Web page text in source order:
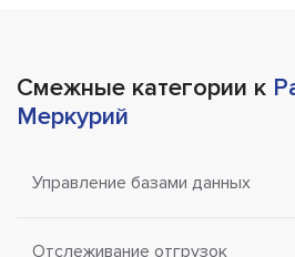
Смежные категории к
Меркурий
Управление базами данных
Отслеживание отгрузок